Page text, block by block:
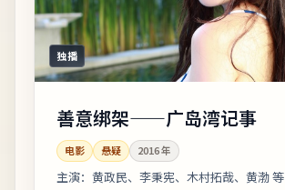
独播
善意绑架——广岛湾记事
电影 悬疑 2016年
主演： 黄政民、李秉宪、木村拓哉、黄渤 等